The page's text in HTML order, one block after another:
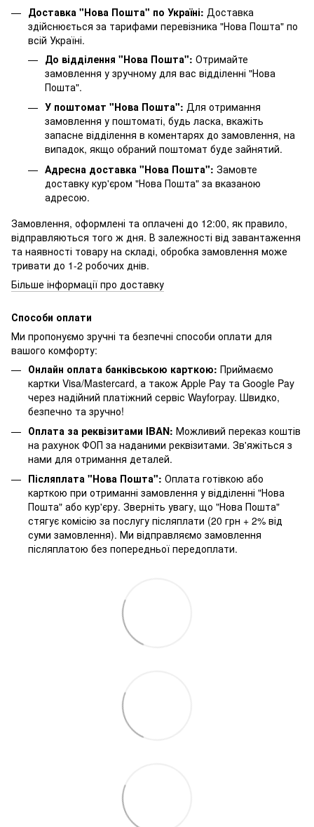
Доставка "Нова Пошта" по Україні: Доставка
здійснюється за тарифами перевізника "Нова Пошта" по
всій Україні.
До відділення "Нова Пошта": Отримайте
замовлення у зручному для вас відділенні "Нова
Пошта".
У поштомат "Нова Пошта": Для отримання
замовлення у поштоматі, будь ласка, вкажіть
запасне відділення в коментарях до замовлення, на
випадок, якщо обраний поштомат буде зайнятий.
Адресна доставка "Нова Пошта": Замовте
доставку кур'єром "Нова Пошта" за вказаною
адресою.
Замовлення, оформлені та оплачені до 12:00, як правило,
відправляються того ж дня. В залежності від завантаження
та наявності товару на складі, обробка замовлення може
тривати до 1-2 робочих днів.
Більше інформації про доставку
Способи оплати
Ми пропонуємо зручні та безпечні способи оплати для
вашого комфорту:
Онлайн оплата банківською карткою: Приймаємо
картки Visa/Mastercard, а також Apple Pay та Google Pay
через надійний платіжний сервіс Wayforpay. Швидко,
безпечно та зручно!
Оплата за реквізитами IBAN: Можливий переказ коштів
на рахунок ФОП за наданими реквізитами. Зв'яжіться з
нами для отримання деталей.
Післяплата "Нова Пошта": Оплата готівкою або
карткою при отриманні замовлення у відділенні "Нова
Пошта" або кур'єру. Зверніть увагу, що "Нова Пошта"
стягує комісію за послугу післяплати (20 грн + 2% від
суми замовлення). Ми відправляємо замовлення
післяплатою без попередньої передоплати.